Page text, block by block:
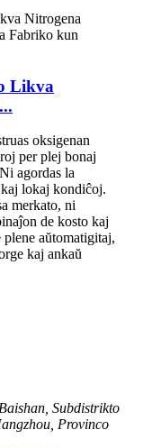
Likva
oksigenan
per plej bonaj
agordas la
lokaj kondiĉoj.
merkato, ni
de kosto kaj
aŭtomatigitaj,
kaj ankaŭ
Subdistrikto
Provinco